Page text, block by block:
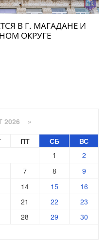
В Г. МАГАДАНЕ И
ОКРУГЕ
2026 »
ПТ СБ ВС
1 2
7 8
9
14 15
16
21 22
23
28 29
30